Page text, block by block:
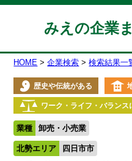
みえの企業
HOME 企業検索 検索結果一
歴史や伝統がある
ワーク・ライフ・バランス
業種 卸売・小売業
北勢エリア 四日市市